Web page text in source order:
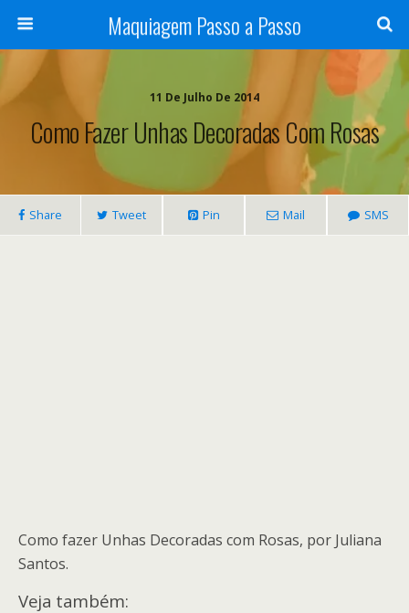
Maquiagem Passo a Passo
11 De Julho De 2014
Como Fazer Unhas Decoradas Com Rosas
Share Tweet Pin Mail SMS
Como fazer Unhas Decoradas com Rosas, por Juliana
Santos.
Veja também: